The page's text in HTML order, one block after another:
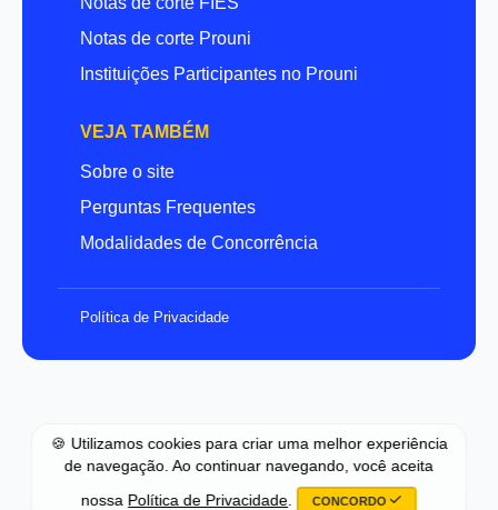
Notas de corte Prouni
Instituições Participantes no Prouni
VEJA TAMBÉM
Sobre o site
Perguntas Frequentes
Modalidades de Concorrência
Política de Privacidade
🍪 Utilizamos cookies para criar uma melhor experiência
de navegação. Ao continuar navegando, você aceita
nossa Política de Privacidade. CONCORDO